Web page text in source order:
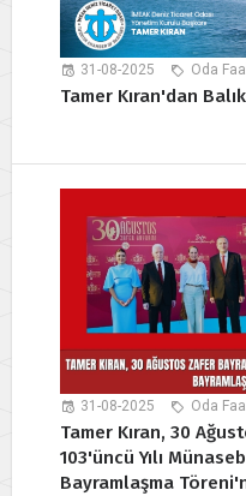
31-08-2025 Oda
Tamer Kıran'dan
31-08-2025 Oda
Tamer Kıran, 30
103'üncü Yılı
Bayramlaşma